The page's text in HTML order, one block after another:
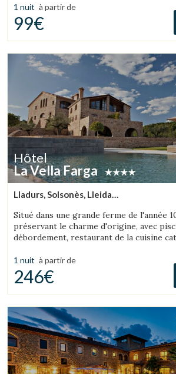
atmosphère unique, avec des chambres
baignoire ou d'une cheminée.
1 nuit à partir de
99€
Hôtel
La Vella Farga
Lladurs, Solsonès, Lleida
Situé dans une grande ferme de l'année
préservant le charme d'origine, avec
débordement, restaurant de la cuisine
confort d'un hôtel de luxe.
1 nuit à partir de
246€